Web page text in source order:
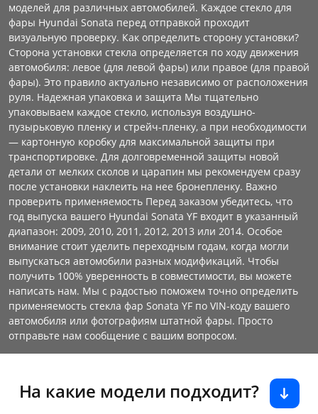
моделей для различных автомобилей. Каждое стекло для
фары Hyundai Sonata перед отправкой проходит
визуальную проверку. Как определить сторону установки?
Сторона установки стекла определяется по ходу движения
автомобиля: левое (для левой фары) или правое (для правой
фары). Это правило актуально независимо от расположения
руля. Надежная упаковка и защита Мы тщательно
упаковываем каждое стекло, используя воздушно-
пузырьковую пленку и стрейч-пленку, а при необходимости
— картонную коробку для максимальной защиты при
транспортировке. Для долговременной защиты новой
детали от мелких сколов и царапин мы рекомендуем сразу
после установки наклеить на нее бронепленку. Важно
проверить применяемость Перед заказом убедитесь, что
год выпуска вашего Hyundai Sonata YF входит в указанный
диапазон: 2009, 2010, 2011, 2012, 2013 или 2014. Особое
внимание стоит уделить переходным годам, когда могли
выпускаться автомобили разных модификаций. Чтобы
получить 100% уверенность в совместимости, вы можете
написать нам. Мы с радостью поможем точно определить
применяемость стекла фар Sonata YF по VIN-коду вашего
автомобиля или фотографиям штатной фары. Просто
отправьте нам сообщение с вашим вопросом.
На какие модели подходит?